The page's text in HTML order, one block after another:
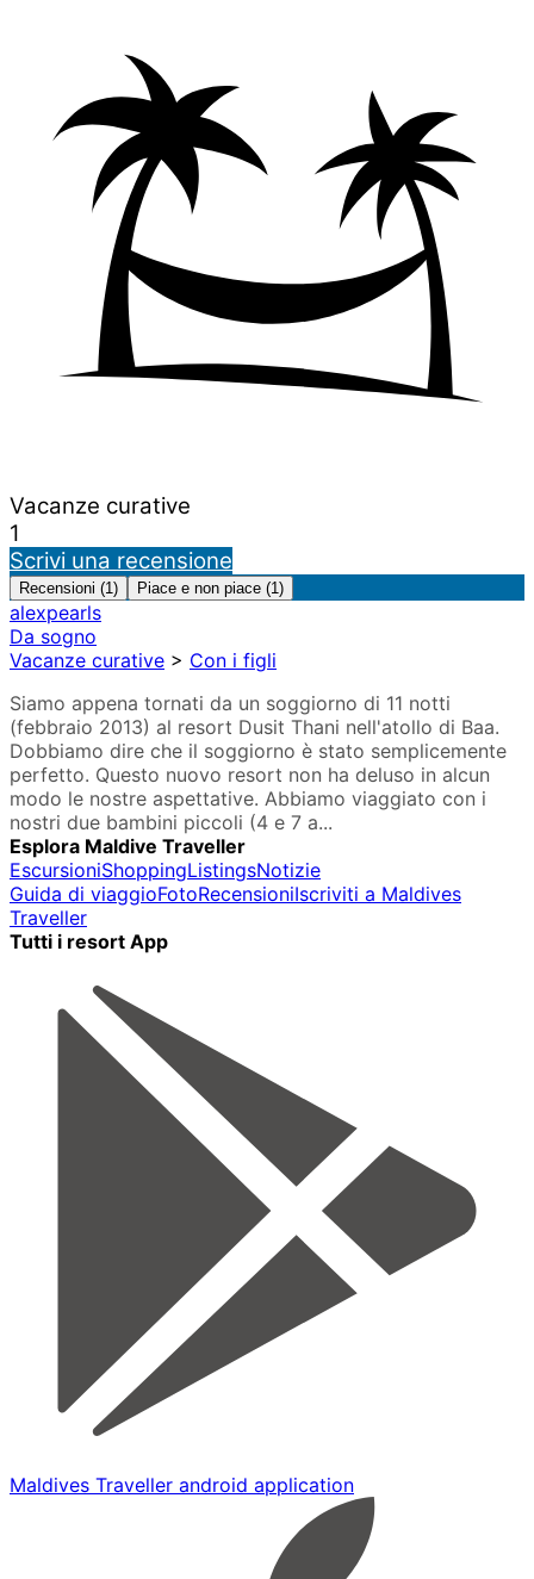
Vacanze curative
1
Scrivi una recensione
Recensioni (1) Piace e non piace (1)
alexpearls
Da sogno
Vacanze curative > Con i figli
Siamo appena tornati da un soggiorno di 11 notti
(febbraio 2013) al resort Dusit Thani nell'atollo di Baa.
Dobbiamo dire che il soggiorno è stato semplicemente
perfetto. Questo nuovo resort non ha deluso in alcun
modo le nostre aspettative. Abbiamo viaggiato con i
nostri due bambini piccoli (4 e 7 a...
Esplora Maldive Traveller
EscursioniShoppingListingsNotizie
Guida di viaggioFotoRecensioniIscriviti a Maldives
Traveller
Tutti i resort App
Maldives Traveller android application